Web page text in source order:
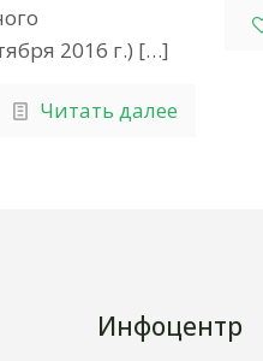
2016 г.) […]
Читать далее
Инфоцентр